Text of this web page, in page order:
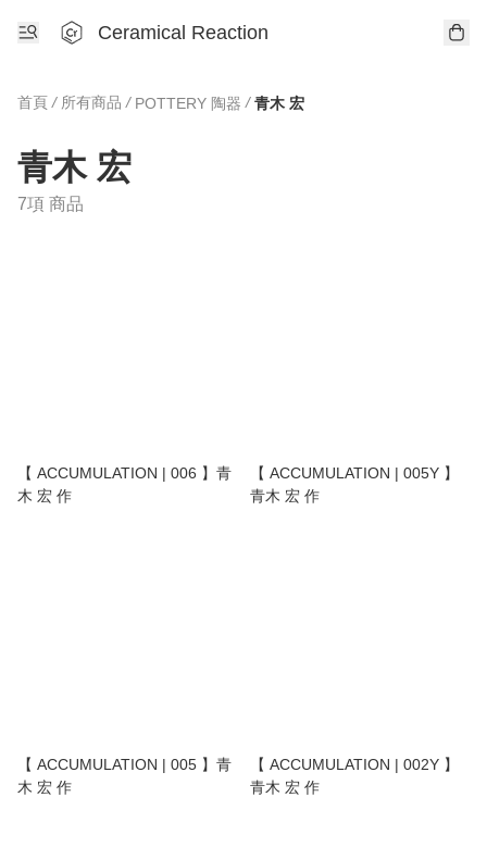
Ceramical Reaction
首頁 / 所有商品 / POTTERY 陶器 / 青木 宏
青木 宏
7項 商品
【 ACCUMULATION | 006 】青
木 宏 作
【 ACCUMULATION | 005Y 】
青木 宏 作
【 ACCUMULATION | 005 】青
木 宏 作
【 ACCUMULATION | 002Y 】
青木 宏 作